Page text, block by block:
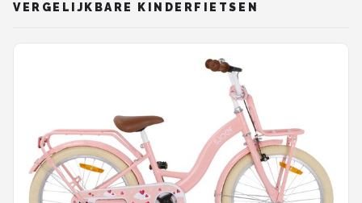
VERGELIJKBARE KINDERFIETSEN